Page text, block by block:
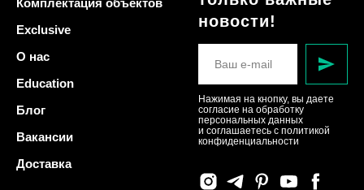
Комплектация объектов
Exclusive
О нас
Education
Блог
Вакансии
Доставка
новости!
Нажимая на кнопку, вы даете
согласие на обработку
персональных данных
и соглашаетесь c политикой
конфиденциальности